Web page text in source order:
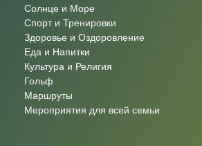
Солнце и Море
Спорт и Тренировки
Здоровье и Оздоровление
Еда и Напитки
Культура и Религия
Гольф
Маршруты
Мероприятия для всей семьи